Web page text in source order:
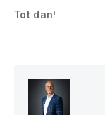
Tot dan!